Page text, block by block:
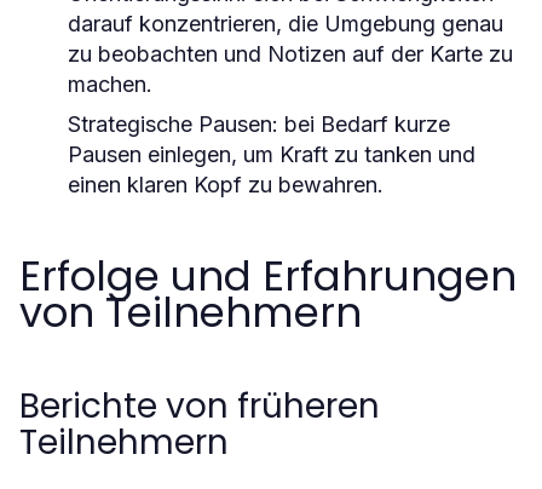
darauf konzentrieren, die Umgebung genau
zu beobachten und Notizen auf der Karte zu
machen.
Strategische Pausen: bei Bedarf kurze
Pausen einlegen, um Kraft zu tanken und
einen klaren Kopf zu bewahren.
Erfolge und Erfahrungen
von Teilnehmern
Berichte von früheren
Teilnehmern